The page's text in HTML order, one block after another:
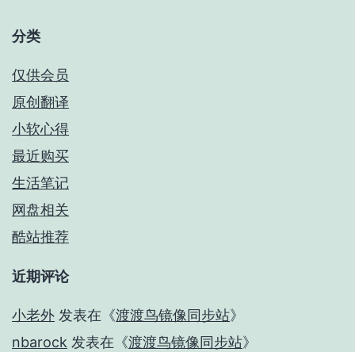
分类
仅供会员
原创翻译
小软心得
最近购买
生活笔记
网盘相关
酷站推荐
近期评论
小老外 发表在《渡渡鸟镜像同步站》
nbarock 发表在《渡渡鸟镜像同步站》